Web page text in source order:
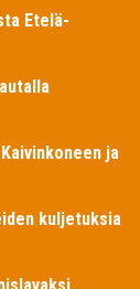
Etelä-
ja
kuljetuksia